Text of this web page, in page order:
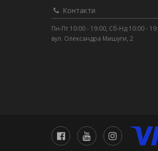
Контакти
Пн-Пт 10:00 - 19:00, Сб-Нд 10:00 -
вул. Олександра Мишуги, 2